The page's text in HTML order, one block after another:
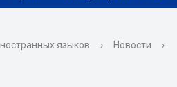
языков › Новости
›